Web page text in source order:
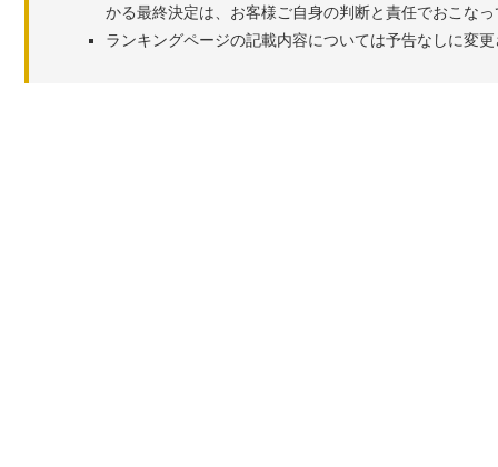
かる最終決定は、お客様ご自身の判断と責任でおこな
ランキングページの記載内容については予告なしに変